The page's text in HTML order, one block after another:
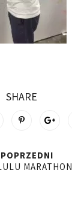
SHARE
POPRZEDNI
MARATHON